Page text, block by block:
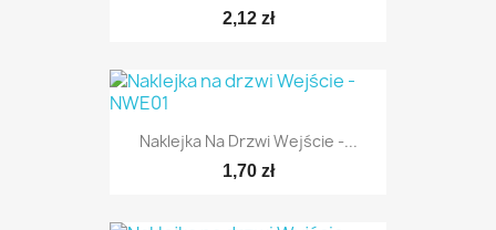
2,12 zł
Naklejka Na Drzwi Wejście -...
1,70 zł